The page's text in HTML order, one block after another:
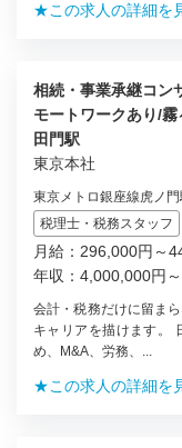
★この求人の詳細を
相続・事業承継コン
モートワークあり/
田門駅
東京本社
東京メトロ銀座線虎ノ門
税理士・税務スタッフ
月給：296,000円～
年収：4,000,000円
会計・税務だけに留ま
キャリアを描けます。
め、M&A、労務、...
★この求人の詳細を